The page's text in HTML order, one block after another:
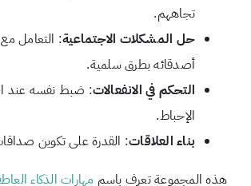
تجاههم.
حل المشكلات الاجتماعية: التعامل
أصدقائه بطرق سلمية.
التحكم في الانفعالات: ضبط نفسه عند
الإحباط.
بناء العلاقات: القدرة على تكوين
هذه المجموعة تعرف باسم مهارات الذكاء